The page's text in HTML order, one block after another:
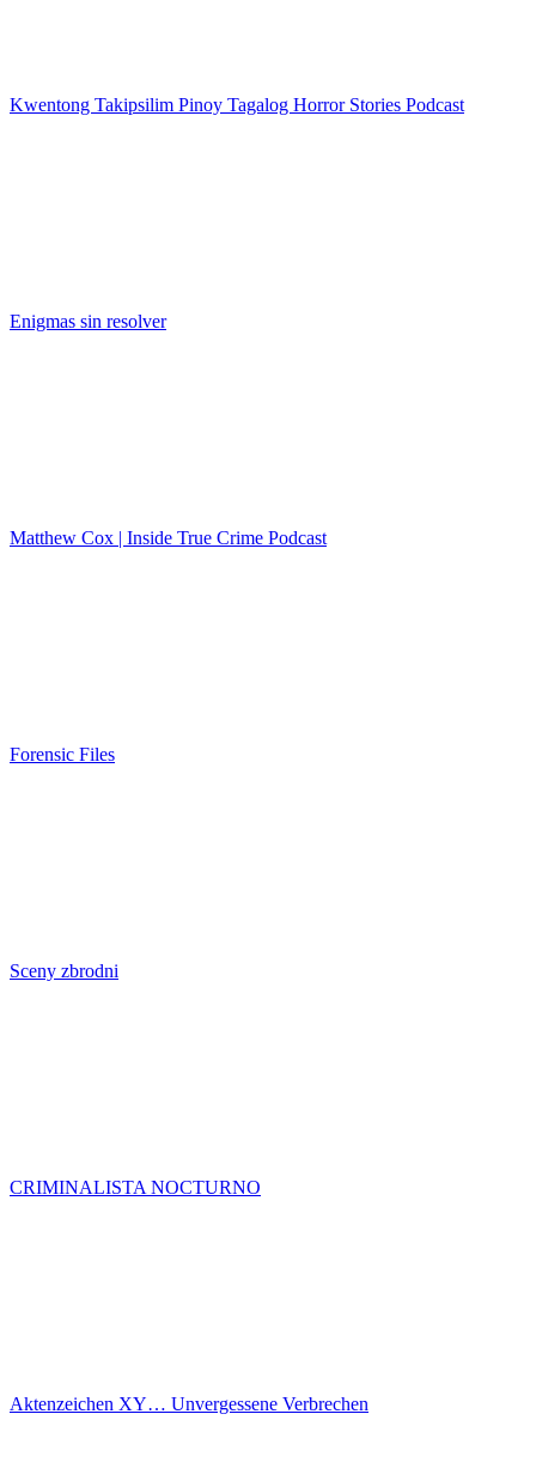
Kwentong Takipsilim Pinoy Tagalog Horror Stories Podcast
Enigmas sin resolver
Matthew Cox | Inside True Crime Podcast
Forensic Files
Sceny zbrodni
CRIMINALISTA NOCTURNO
Aktenzeichen XY… Unvergessene Verbrechen